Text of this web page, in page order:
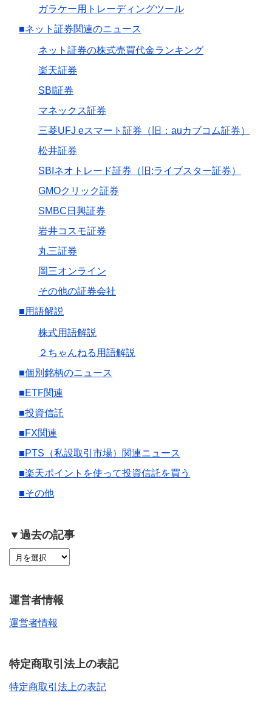
ガラケー用トレーディングツール
■ネット証券関連のニュース
ネット証券の株式売買代金ランキング
楽天証券
SBI証券
マネックス証券
三菱UFJ eスマート証券（旧：auカブコム証券）
松井証券
SBIネオトレード証券（旧:ライブスター証券）
GMOクリック証券
SMBC日興証券
岩井コスモ証券
丸三証券
岡三オンライン
その他の証券会社
■用語解説
株式用語解説
２ちゃんねる用語解説
■個別銘柄のニュース
■ETF関連
■投資信託
■FX関連
■PTS（私設取引市場）関連ニュース
■楽天ポイントを使って投資信託を買う
■その他
▼過去の記事
運営者情報
運営者情報
特定商取引法上の表記
特定商取引法上の表記